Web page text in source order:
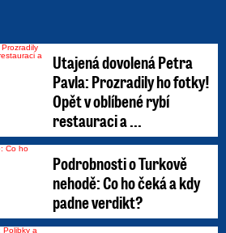
Utajená dovolená Petra
Pavla: Prozradily ho fotky!
Opět v oblíbené rybí
restauraci a ...
Podrobnosti o Turkově
nehodě: Co ho čeká a kdy
padne verdikt?